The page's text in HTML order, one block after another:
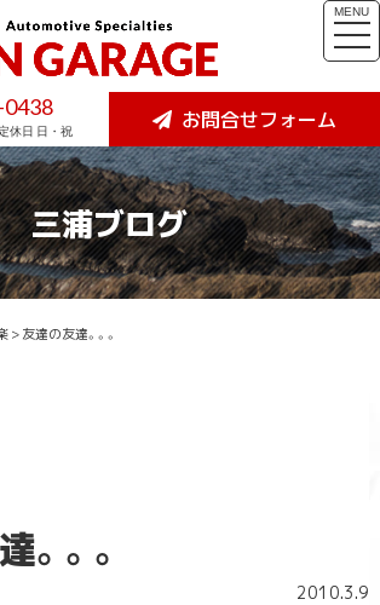
休日 日・祝 お問合せフォーム
MENU
三浦ブログ
>友達の友達。。。
。。
2010.3.9